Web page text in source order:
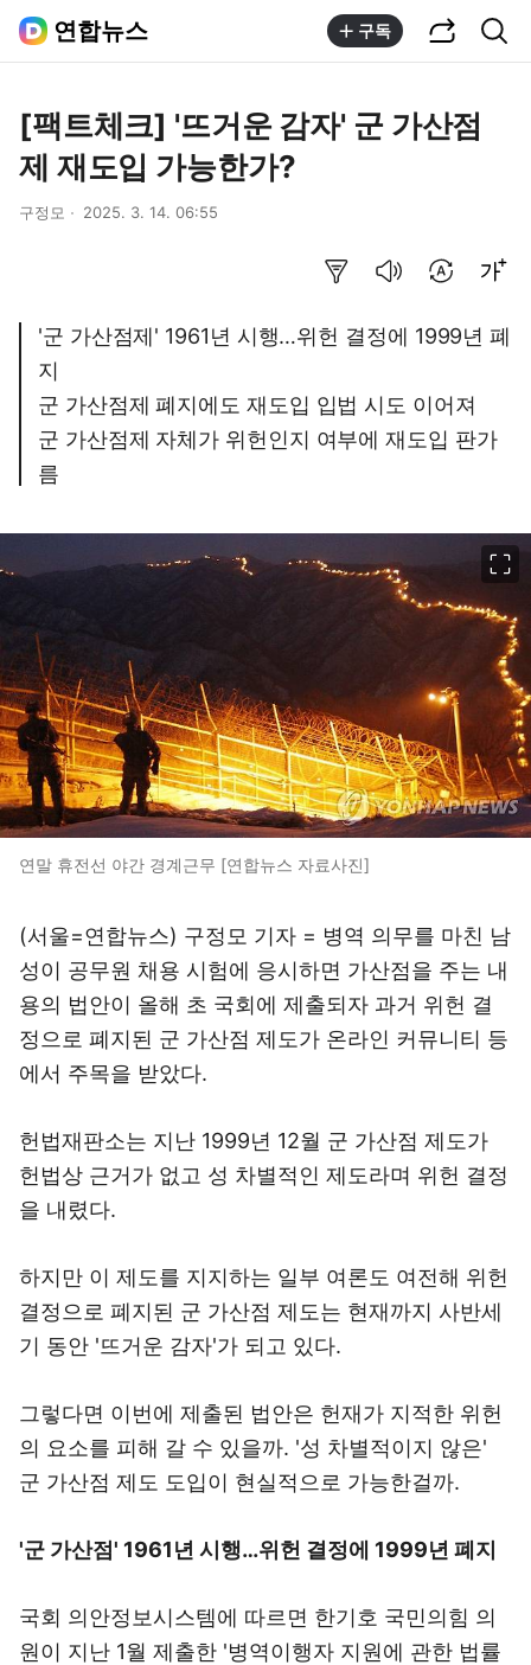
연합뉴스 구독
[팩트체크] '뜨거운 감자' 군 가산점
제 재도입 가능한가?
구정모 2025. 3. 14. 06:55
'군 가산점제' 1961년 시행…위헌 결정에 1999년 폐
지
군 가산점제 폐지에도 재도입 입법 시도 이어져
군 가산점제 자체가 위헌인지 여부에 재도입 판가
름
연말 휴전선 야간 경계근무 [연합뉴스 자료사진]
(서울=연합뉴스) 구정모 기자 = 병역 의무를 마친 남
성이 공무원 채용 시험에 응시하면 가산점을 주는 내
용의 법안이 올해 초 국회에 제출되자 과거 위헌 결
정으로 폐지된 군 가산점 제도가 온라인 커뮤니티 등
에서 주목을 받았다.
헌법재판소는 지난 1999년 12월 군 가산점 제도가
헌법상 근거가 없고 성 차별적인 제도라며 위헌 결정
을 내렸다.
하지만 이 제도를 지지하는 일부 여론도 여전해 위헌
결정으로 폐지된 군 가산점 제도는 현재까지 사반세
기 동안 '뜨거운 감자'가 되고 있다.
그렇다면 이번에 제출된 법안은 헌재가 지적한 위헌
의 요소를 피해 갈 수 있을까. '성 차별적이지 않은'
군 가산점 제도 도입이 현실적으로 가능한걸까.
'군 가산점' 1961년 시행…위헌 결정에 1999년 폐지
국회 의안정보시스템에 따르면 한기호 국민의힘 의
원이 지난 1월 제출한 '병역이행자 지원에 관한 법률